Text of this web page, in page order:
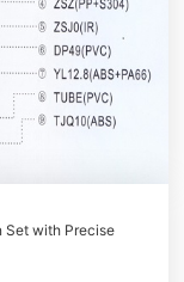
Set with Precise